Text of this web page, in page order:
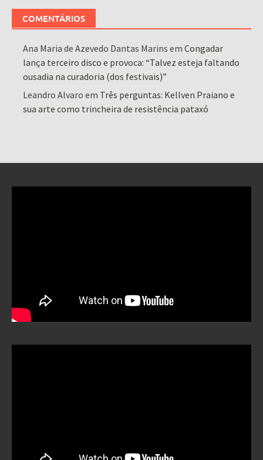
COMENTÁRIOS
Ana Maria de Azevedo Dantas Marins emCongadar
lança terceiro disco e provoca: “Talvez esteja faltando
ousadia na curadoria (dos festivais)”
Leandro Alvaro em Três perguntas: Kellven Praiano e
sua arte como trincheira de resistência pataxó